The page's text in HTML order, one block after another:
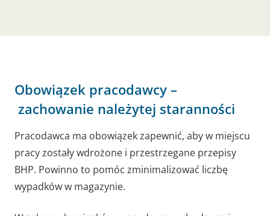
Obowiązek pracodawcy –
zachowanie należytej staranności
Pracodawca ma obowiązek zapewnić, aby w miejscu
pracy zostały wdrożone i przestrzegane przepisy
BHP. Powinno to pomóc zminimalizować liczbę
wypadków w magazynie.